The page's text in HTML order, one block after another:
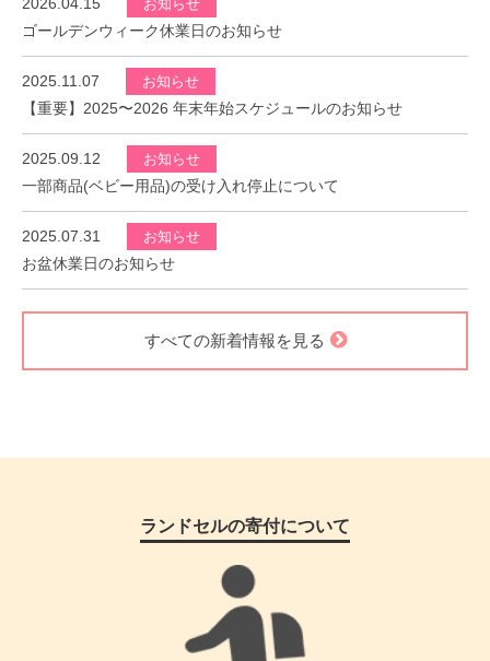
お知らせ
ゴールデンウィーク休業日のお知らせ
2025.11.07 お知らせ
【重要】2025〜2026 年末年始スケジュールのお知らせ
2025.09.12 お知らせ
一部商品(ベビー用品)の受け入れ停止について
2025.07.31 お知らせ
お盆休業日のお知らせ
すべての新着情報を見る
ランドセルの寄付について